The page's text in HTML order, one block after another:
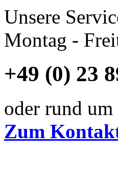
Unsere
Montag -
+49 (0) 23
oder rund
Zum